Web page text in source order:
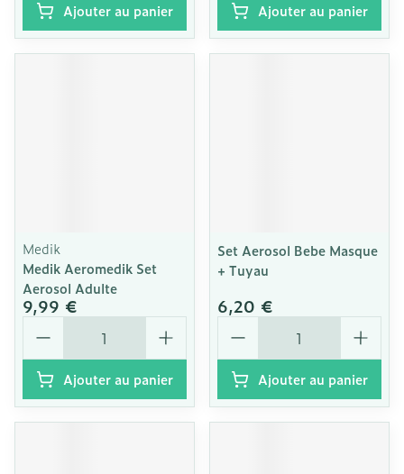
Ajouter au panier Ajouter au panier
Medik
Medik Aeromedik Set
Aerosol Adulte
9,99 €
Quantité
Ajouter au panier
Set Aerosol Bebe Masque
+ Tuyau
6,20 €
Quantité
Ajouter au panier